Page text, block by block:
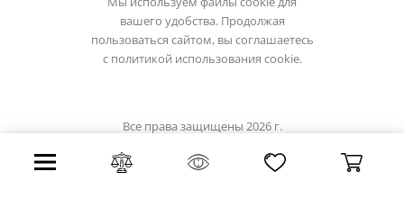
вашего удобства. Продолжая
пользоваться сайтом, вы соглашаетесь
с политикой использования cookie.
Все права защищены 2026 г.